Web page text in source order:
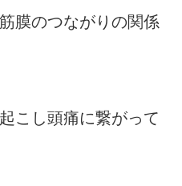
膜のつながりの関係
こし頭痛に繋がって